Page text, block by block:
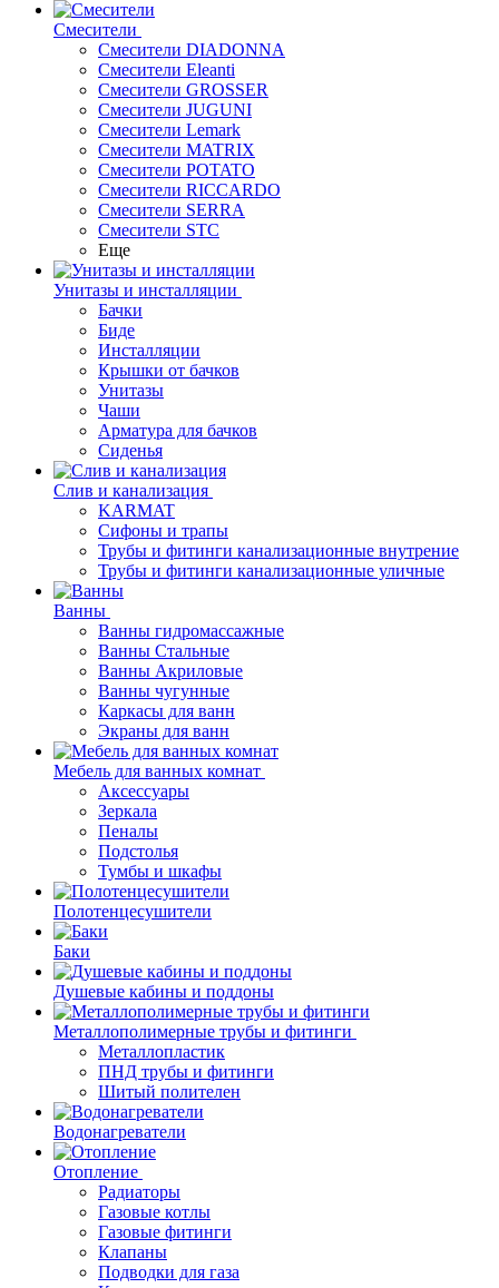
Смесители
Смесители DIADONNA
Смесители Eleanti
Смесители GROSSER
Смесители JUGUNI
Смесители Lemark
Смесители MATRIX
Смесители POTATO
Смесители RICCARDO
Смесители SERRA
Смесители STC
Еще
Унитазы и инсталляции
Бачки
Биде
Инсталляции
Крышки от бачков
Унитазы
Чаши
Арматура для бачков
Сиденья
Слив и канализация
KARMAT
Сифоны и трапы
Трубы и фитинги канализационные внутрение
Трубы и фитинги канализационные уличные
Ванны
Ванны гидромассажные
Ванны Стальные
Ванны Акриловые
Ванны чугунные
Каркасы для ванн
Экраны для ванн
Мебель для ванных комнат
Аксессуары
Зеркала
Пеналы
Подстолья
Тумбы и шкафы
Полотенцесушители
Баки
Душевые кабины и поддоны
Металлополимерные трубы и фитинги
Металлопластик
ПНД трубы и фитинги
Шитый полителен
Водонагреватели
Отопление
Радиаторы
Газовые котлы
Газовые фитинги
Клапаны
Подводки для газа